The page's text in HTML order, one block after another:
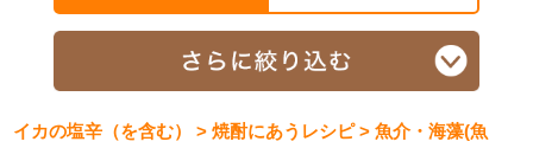
イカの塩辛（を含む） > 焼酎にあうレシピ > 魚介・海藻(魚